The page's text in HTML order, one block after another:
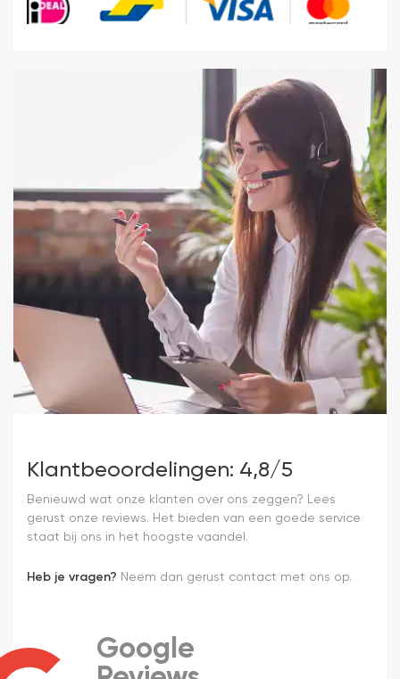
Klantbeoordelingen: 4,8/5
Benieuwd wat onze klanten over ons zeggen? Lees
gerust onze reviews. Het bieden van een goede service
staat bij ons in het hoogste vaandel.
Heb je vragen? Neem dan gerust contact met ons op.
Google